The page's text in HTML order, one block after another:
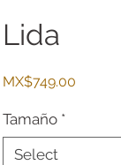
Lida
MX$749.00
Tamaño *
Select